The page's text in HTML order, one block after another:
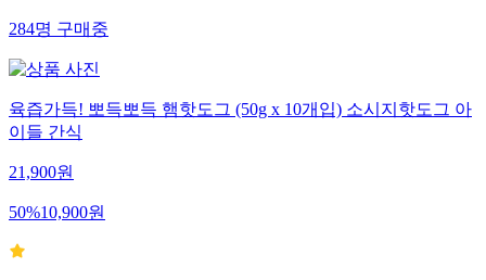
284명 구매중
육즙가득! 뽀득뽀득 햄핫도그 (50g x 10개입) 소시지핫도그 아
이들 간식
21,900원
50%10,900원